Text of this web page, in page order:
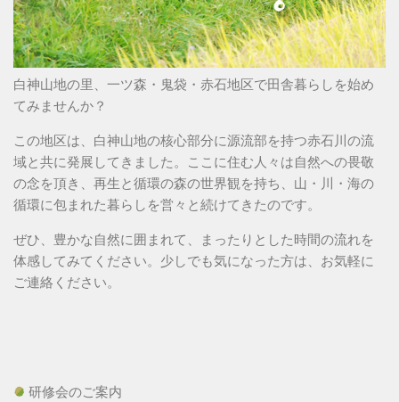
白神山地の里、一ツ森・鬼袋・赤石地区で田舎暮らしを始め
てみませんか？
この地区は、白神山地の核心部分に源流部を持つ赤石川の流
域と共に発展してきました。ここに住む人々は自然への畏敬
の念を頂き、再生と循環の森の世界観を持ち、山・川・海の
循環に包まれた暮らしを営々と続けてきたのです。
ぜひ、豊かな自然に囲まれて、まったりとした時間の流れを
体感してみてください。少しでも気になった方は、お気軽に
ご連絡ください。
研修会のご案内